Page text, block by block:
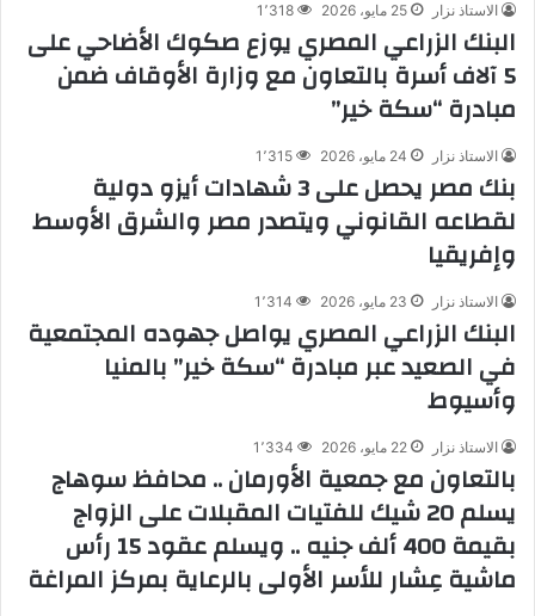
الاستاذ نزار 25 مايو، 2026 1٬318
البنك الزراعي المصري يوزع صكوك الأضاحي على
5 آلاف أسرة بالتعاون مع وزارة الأوقاف ضمن
مبادرة “سكة خير”
الاستاذ نزار 24 مايو، 2026 1٬315
بنك مصر يحصل على 3 شهادات أيزو دولية
لقطاعه القانوني ويتصدر مصر والشرق الأوسط
وإفريقيا
الاستاذ نزار 23 مايو، 2026 1٬314
البنك الزراعي المصري يواصل جهوده المجتمعية
في الصعيد عبر مبادرة “سكة خير” بالمنيا
وأسيوط
الاستاذ نزار 22 مايو، 2026 1٬334
بالتعاون مع جمعية الأورمان .. محافظ سوهاج
يسلم 20 شيك للفتيات المقبلات على الزواج
بقيمة 400 ألف جنيه .. ويسلم عقود 15 رأس
ماشية عِشار للأسر الأولى بالرعاية بمركز المراغة